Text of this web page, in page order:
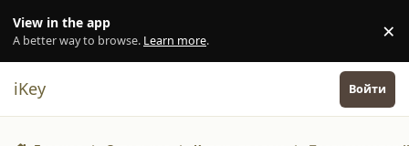
View in the app
A better way to browse. Learn more. ×
iKey Войти